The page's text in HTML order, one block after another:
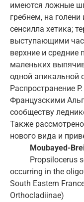
имеются ложные
гребнем, на
сенсилла хетика;
выступающими
верхние и средние
маленьких
одной апикальной
Распространение
Французскими
сообществу
Также
нового вида и
Moubayed-
Propsilocerus
occurring in the
South Eastern
Orthocladiinae)